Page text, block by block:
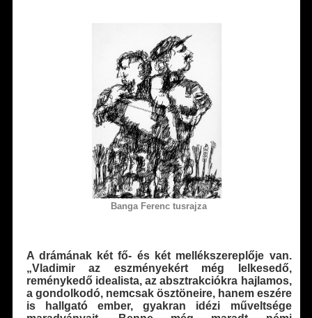
Banga Ferenc tusrajza
A drámának két fő- és két mellékszereplője van.
„Vladimir az eszményekért még lelkesedő,
reménykedő idealista, az absztrakciókra hajlamos,
a gondolkodó, nemcsak ösztöneire, hanem eszére
is hallgató ember, gyakran idézi műveltsége